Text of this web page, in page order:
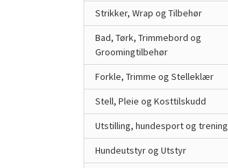
Strikker, Wrap og Tilbehør
Bad, Tørk, Trimmebord og
Groomingtilbehør
Forkle, Trimme og Stelleklær
Stell, Pleie og Kosttilskudd
Utstilling, hundesport og trening
Hundeutstyr og Utstyr